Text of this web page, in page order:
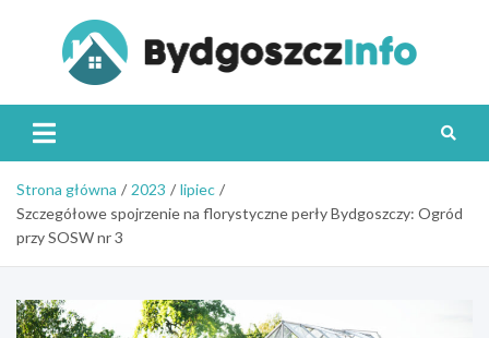
Strona główna 2023
lipiec
Szczegółowe spojrzenie na florystyczne perły Bydgoszczy: Ogród
przy SOSW nr 3